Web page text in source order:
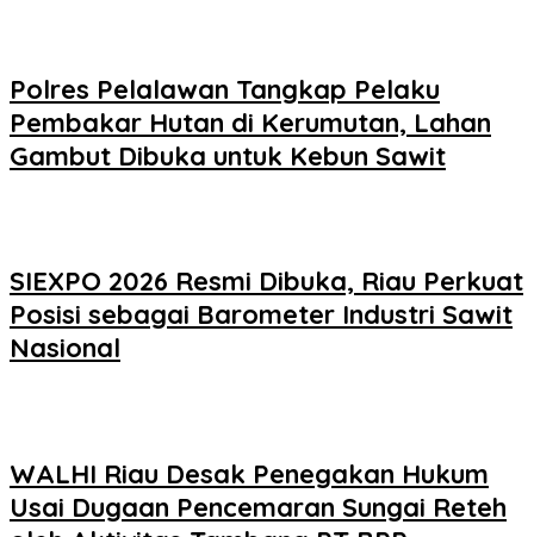
Polres Pelalawan Tangkap Pelaku
Pembakar Hutan di Kerumutan, Lahan
Gambut Dibuka untuk Kebun Sawit
SIEXPO 2026 Resmi Dibuka, Riau Perkuat
Posisi sebagai Barometer Industri Sawit
Nasional
WALHI Riau Desak Penegakan Hukum
Usai Dugaan Pencemaran Sungai Reteh